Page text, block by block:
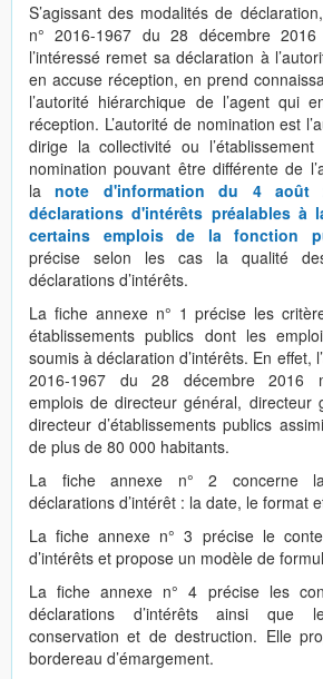
S’agissant des modalités de
n° 2016-1967 du 28 décembre
l’intéressé remet sa déclaration à
en accuse réception, en prend
l’autorité hiérarchique de l’agent qui
réception. L’autorité de nomination est
dirige la collectivité ou l’établissement
nomination pouvant être différente de
lanote d'information du 4 août
déclarations d'intérêts préalables à
certains emplois de la fonction
précise selon les cas la qualité
déclarations d’intérêts.
La fiche annexe n° 1 précise les
établissements publics dont les
soumis à déclaration d’intérêts. En effet,
2016-1967 du 28 décembre 2016
emplois de directeur général, directeur
directeur d’établissements publics
de plus de 80 000 habitants.
La fiche annexe n° 2
concerne
déclarations d’intérêt : la date, le format
La fiche annexe n° 3 précise le
d’intérêts et propose un modèle de
La fiche annexe n° 4 précise les
déclarations d’intérêts ainsi que
conservation et de destruction. Elle
bordereau d’émargement.